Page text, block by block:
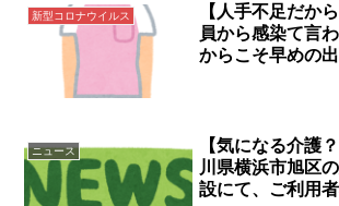
新型コロナウイルス
【人手不足だか
員から感染て言
からこそ早めの
ニュース
【気になる介護
川県横浜市旭区
設にて、ご利用